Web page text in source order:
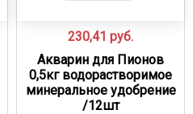
230,41 руб.
Акварин для Пионов
0,5кг водорастворимое
минеральное удобрение
/12шт